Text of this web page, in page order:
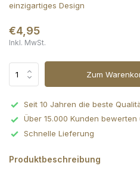
einzigartiges Design
€4,95
Inkl. MwSt.
Zum
Seit 10 Jahren die beste
Über 15.000 Kunden bewerten
Schnelle Lieferung
Produktbeschreibung